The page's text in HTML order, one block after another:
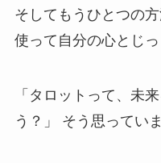
そしてもうひとつの
使って自分の心とじ
「タロットって、未
う？」 そう思ってい